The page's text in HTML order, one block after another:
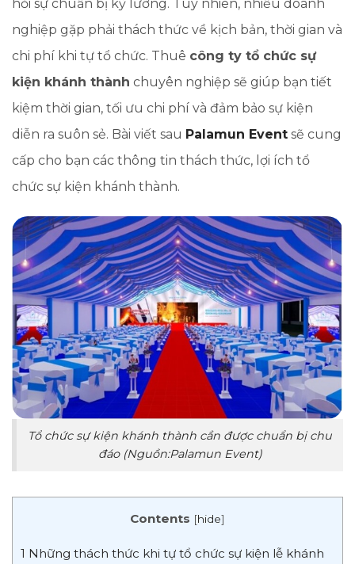
hỏi sự chuẩn bị kỹ lưỡng. Tuy nhiên, nhiều doanh
nghiệp gặp phải thách thức về kịch bản, thời gian và
chi phí khi tự tổ chức. Thuê công ty tổ chức sự
kiện khánh thành chuyên nghiệp sẽ giúp bạn tiết
kiệm thời gian, tối ưu chi phí và đảm bảo sự kiện
diễn ra suôn sẻ. Bài viết sau Palamun Event sẽ cung
cấp cho bạn các thông tin thách thức, lợi ích tổ
chức sự kiện khánh thành.
Tổ chức sự kiện khánh thành cần được chuẩn bị chu
đáo (Nguồn:Palamun Event)
Contents [hide]
1 Những thách thức khi tự tổ chức sự kiện lễ khánh